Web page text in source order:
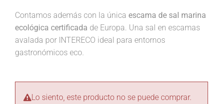
Contamos además con la única escama de sal marina
ecológica certificada de Europa. Una sal en escamas
avalada por INTERECO ideal para entornos
gastronómicos eco.
Lo siento, este producto no se puede comprar.